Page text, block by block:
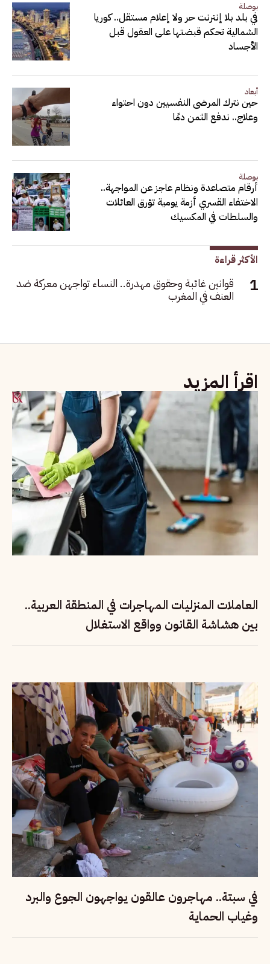
بوصلة
في بلد بلا إنترنت حر ولا إعلام مستقل.. كوريا
الشمالية تحكم قبضتها على العقول قبل
الأجساد
أبعاد
حين نترك المرضى النفسيين دون احتواء
وعلاج.. ندفع الثمن دمًا
بوصلة
أرقام متصاعدة ونظام عاجز عن المواجهة..
الاختفاء القسري أزمة يومية تؤرق العائلات
والسلطات في المكسيك
الأكثر قراءة
قوانين غائبة وحقوق مهدرة.. النساء تواجهن معركة ضد
العنف في المغرب
اقرأ المزيد
العاملات المنزليات المهاجرات في المنطقة العربية..
بين هشاشة القانون وواقع الاستغلال
في سبتة.. مهاجرون عالقون يواجهون الجوع والبرد
وغياب الحماية